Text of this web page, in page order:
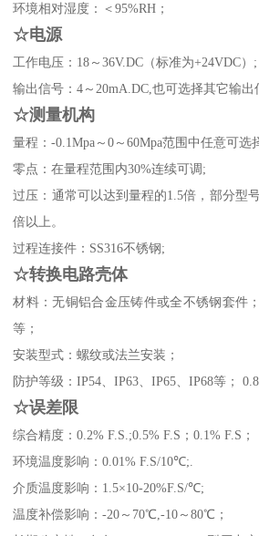
环境相对湿度：＜95%RH；
☆电源
工作电压：18～36V.DC（标准为+24VDC）;
输出信号：4～20mA.DC,也可选择其它输
☆测量机构
量程：-0.1Mpa～0～60Mpa范围中任意可选
零点：在量程范围内30%连续可调;
过压：通常可以达到量程的1.5倍，部分型
倍以上。
过程连接件：SS316不锈钢;
☆转换电路壳体
材料：无铜铝合金压铸件或全不锈钢套件
等；
安装型式：螺纹或法兰安装；
防护等级：IP54、IP63、IP65、IP68等；
☆误差限
综合精度：0.2% F.S.;0.5% F.S；0.1% F.S；
环境温度影响：0.01% F.S/10℃;.
介质温度影响：1.5×10-20%F.S/℃;
温度补偿影响：-20～70℃,-10～80℃；